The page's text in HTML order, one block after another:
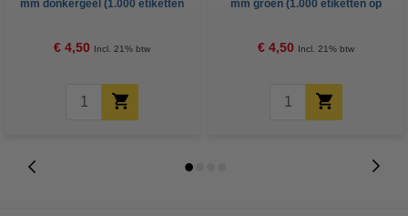
mm donkergeel (1.000 etiketten
€ 4,50 Incl. 21% btw
mm groen (1.000 etiketten op
€ 4,50 Incl. 21% btw